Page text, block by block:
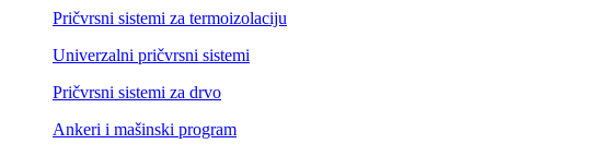
Pričvrsni sistemi za termoizolaciju
Univerzalni pričvrsni sistemi
Pričvrsni sistemi za drvo
Ankeri i mašinski program